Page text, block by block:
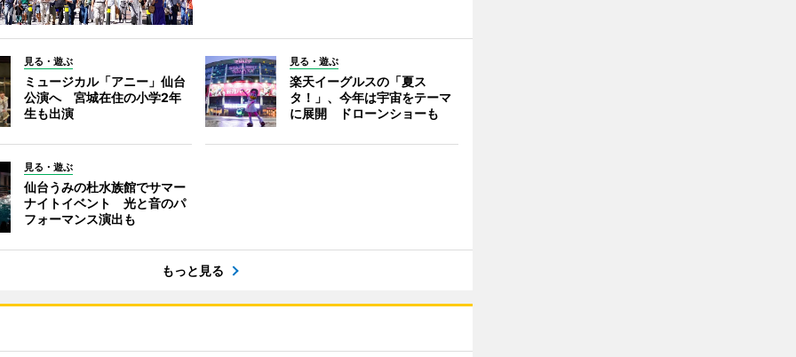
見る・遊ぶ
ミュージカル「アニー」仙台
公演へ 宮城在住の小学2年
生も出演
見る・遊ぶ
楽天イーグルスの「夏ス
タ！」、今年は宇宙をテーマ
に展開 ドローンショーも
見る・遊ぶ
仙台うみの杜水族館でサマー
ナイトイベント 光と音のパ
フォーマンス演出も
もっと見る